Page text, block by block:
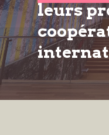
leurs